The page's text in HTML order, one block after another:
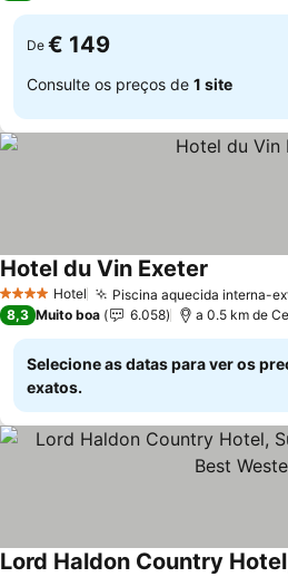
De € 149
Consulte os preços de 1 site
4 EstrelasHotel Piscina aquecida interna-
Hotel du Vin Exeter
8,3 Muito boa 6.058 a 0.5 km de
Selecione as datas para ver os
exatos.